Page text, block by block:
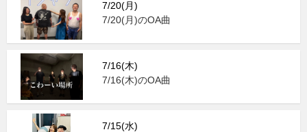
7/20(月)
7/20(月)のOA曲
7/16(木)
7/16(木)のOA曲
7/15(水)